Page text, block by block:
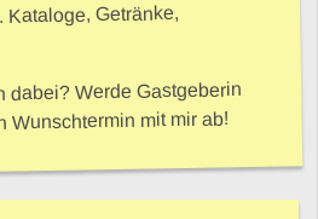
Getränke,
dabei? Werde Gastgeberin
Wunschtermin mit mir ab!